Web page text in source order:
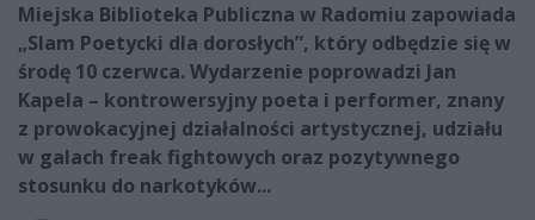
Miejska Biblioteka Publiczna w Radomiu zapowiada
„Slam Poetycki dla dorosłych”, który odbędzie się w
środę 10 czerwca. Wydarzenie poprowadzi Jan
Kapela – kontrowersyjny poeta i performer, znany
z prowokacyjnej działalności artystycznej, udziału
w galach freak fightowych oraz pozytywnego
stosunku do narkotyków...